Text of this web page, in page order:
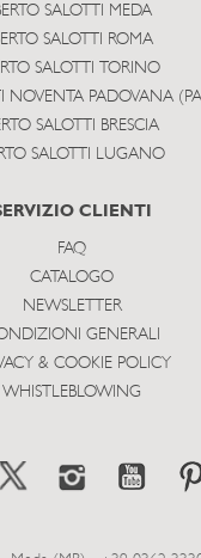
SALOTTI MEDA
SALOTTI ROMA
SALOTTI TORINO
NOVENTA PADOVANA
SALOTTI BRESCIA
SALOTTI LUGANO
CLIENTI
FAQ
CATALOGO
NEWSLETTER
GENERALI
& COOKIE POLICY
WHISTLEBLOWING